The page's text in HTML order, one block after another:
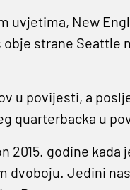
uvjetima, New
strane Seattle
u povijesti, a
quarterbacka u
2015. godine kada
dvoboju. Jedini